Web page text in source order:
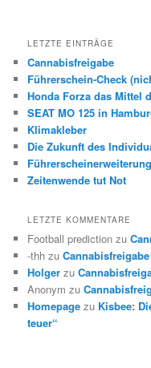
LETZTE EINTRÄGE
Cannabisfreigabe
Führerschein-Check
Honda Forza das Mittel
SEAT MO 125 in
Klimakleber
Die Zukunft des
Zeitenwende tut Not
LETZTE KOMMENTARE
Football prediction zu
-thh zuCannabisfreigabe
Holger zu
Anonym zu
Homepage zu Kisbee:
teuer“